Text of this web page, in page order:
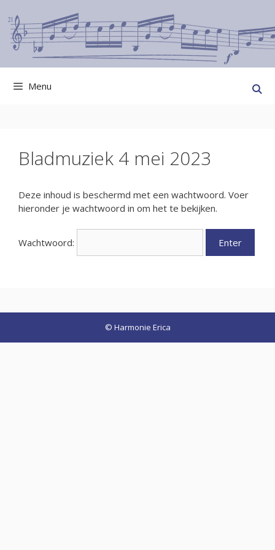
naar
inhoud
Menu
Bladmuziek 4 mei 2023
Deze inhoud is beschermd met een wachtwoord. Voer
hieronder je wachtwoord in om het te bekijken.
Wachtwoord:
© Harmonie Erica